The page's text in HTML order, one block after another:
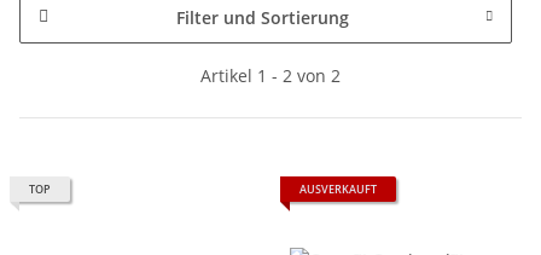
Filter und Sortierung
Artikel 1 - 2 von 2
TOP AUSVERKAUFT